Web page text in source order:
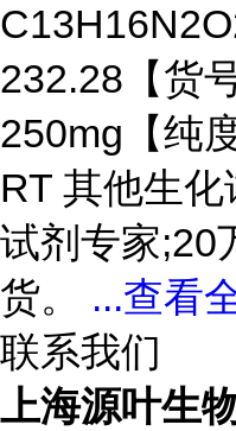
232.28【货
250mg【纯
RT 其他生
试剂专家;20
货。 ...查看
联系我们
上海源叶生